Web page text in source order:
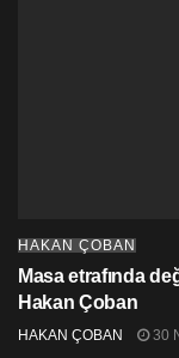
HAKAN ÇOBAN
Masa etrafında
Hakan Çoban
HAKAN ÇOBAN 30